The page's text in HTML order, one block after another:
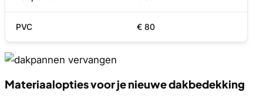
PVC € 80
Materiaalopties voor je nieuwe dakbedekking